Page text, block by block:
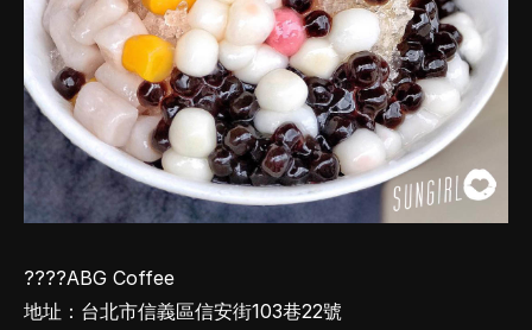
????ABG Coffee
地址：台北市信義區信安街103巷22號